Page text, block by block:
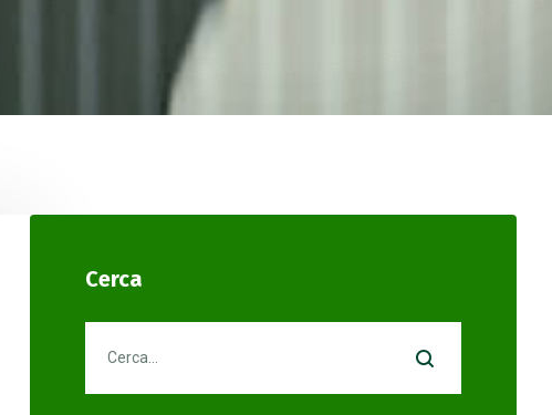
Cerca